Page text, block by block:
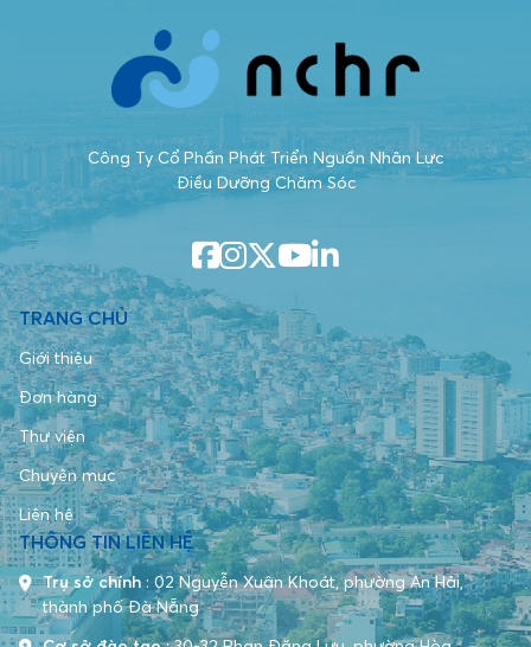
Công Ty Cổ Phần Phát Triển Nguồn Nhân Lực
Điều Dưỡng Chăm Sóc
TRANG CHỦ
Giới thiệu
Đơn hàng
Thư viện
Chuyên mục
Liên hệ
THÔNG TIN LIÊN HỆ
Trụ sở chính : 02 Nguyễn Xuân Khoát, phường An Hải,
thành phố Đà Nẵng